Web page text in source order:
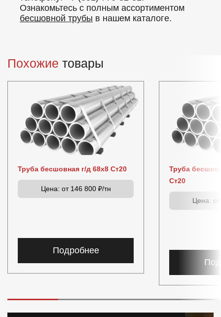
Ознакомьтесь с полным ассортиментом
бесшовной трубы в нашем каталоге.
Похожие товары
Труба бесшовная г/д 68х8 Ст20
Цена: от 146 800 ₽/тн
Подробнее
Труба
Ст20
Цена: